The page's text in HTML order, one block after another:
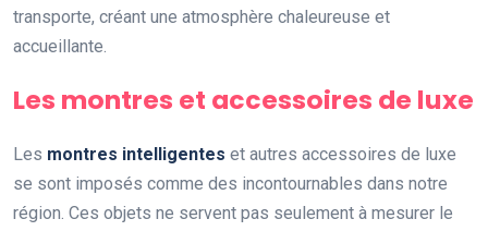
transporte, créant une atmosphère chaleureuse et
accueillante.
Les montres et accessoires de luxe
Les montres intelligentes et autres accessoires de luxe
se sont imposés comme des incontournables dans notre
région. Ces objets ne servent pas seulement à mesurer le